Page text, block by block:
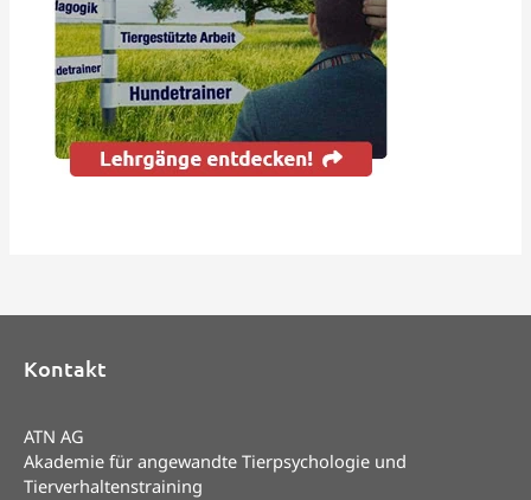
Kontakt
ATN AG
Akademie für angewandte Tierpsychologie und
Tierverhaltenstraining